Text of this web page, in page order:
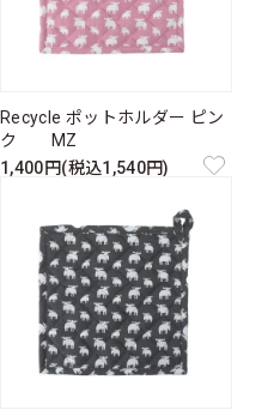
Recycle ポットホルダー ピン
ク MZ
1,400円(税込1,540円)